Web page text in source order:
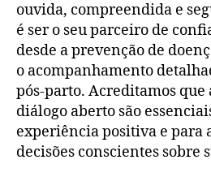
ouvida, compreendida e
é ser o seu parceiro de
desde a prevenção de
o acompanhamento
pós-parto. Acreditamos que
diálogo aberto são
experiência positiva e para
decisões conscientes sobre